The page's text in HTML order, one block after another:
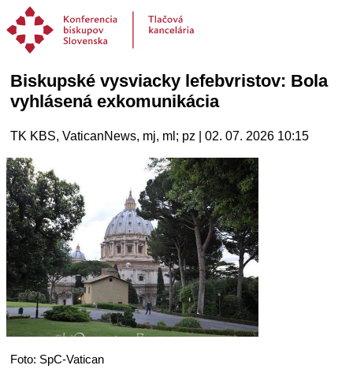
Biskupské vysviacky lefebvristov: Bola
vyhlásená exkomunikácia
TK KBS, VaticanNews, mj, ml; pz | 02. 07. 2026 10:15
Foto: SpC-Vatican